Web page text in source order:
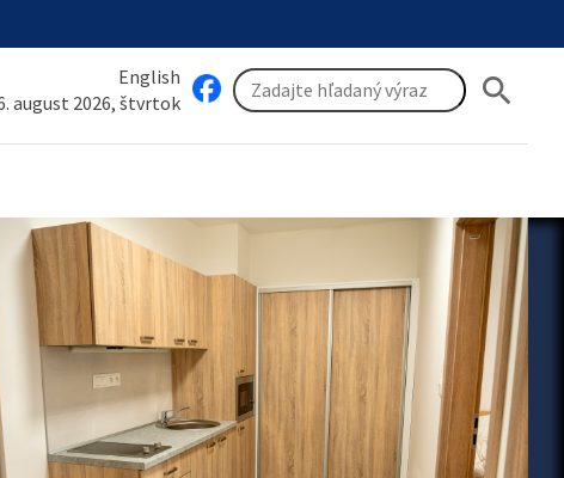
English
august 2026, štvrtok
search